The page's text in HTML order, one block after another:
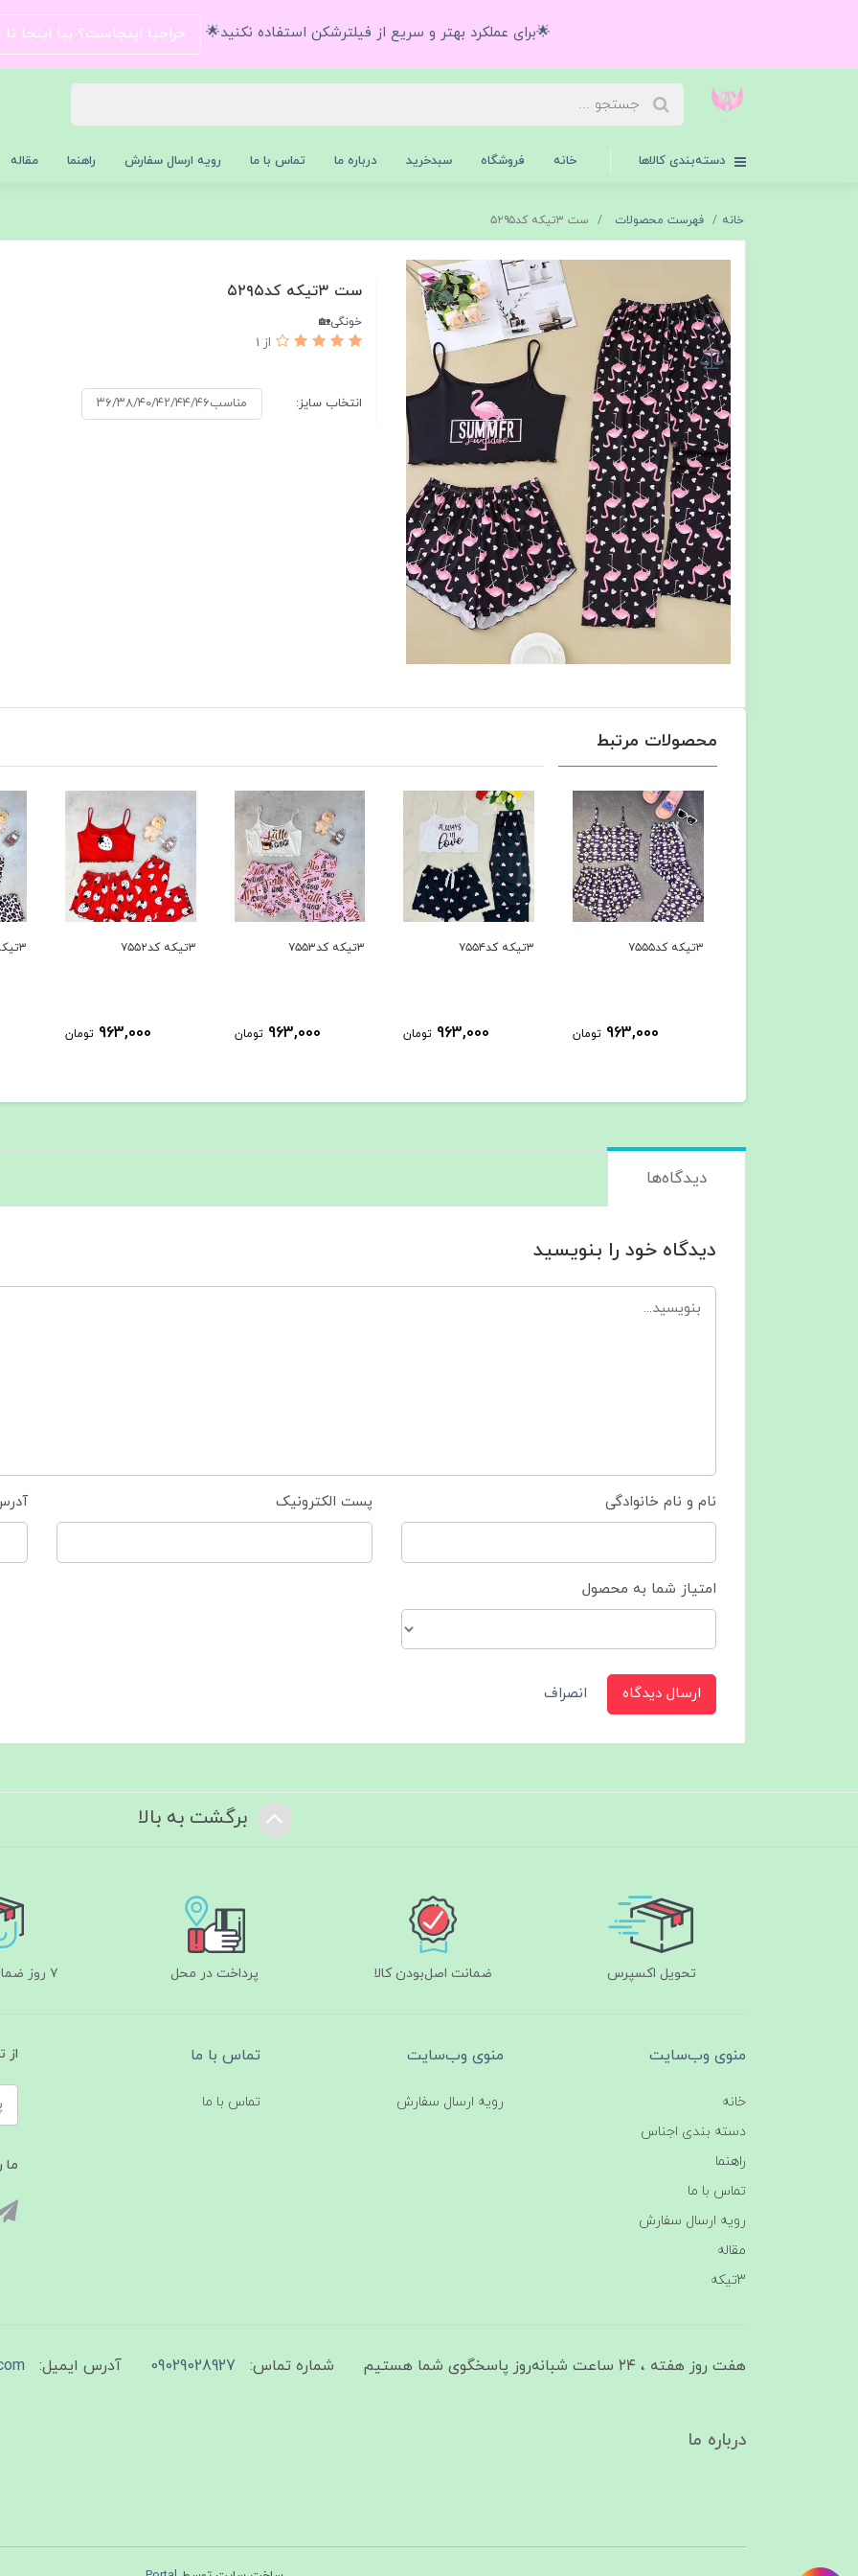
🌟برای عملکرد بهتر و سریع از فیلترشکن استفاده نکنید🌟 حراجیا اینجاست؟ بیا اینجا
دسته‌بندی کالاها خانه فروشگاه سبدخرید درباره ما تماس با ما رویه ارسال سفارش راهنما مقاله
خانه فهرست محصولات ست ۳تیکه کد۵۲۹۵
ست ۳تیکه کد۵۲۹۵
خونگی🏡
از 1
انتخاب سایز: مناسب۳۶/۳۸/۴۰/۴۲/۴۴/۴۶
محصولات مرتبط
۳تیکه کد۷۵۵۴
963,000 تومان
۳تیکه کد۷۵۵۳
963,000 تومان
۳تیکه کد۷۵۵۲
963,000 تومان
۳تیکه کد۷۵۵۱
963,000 تومان
۳تیکه کد۷۵۵۰
دیدگاه‌ها
دیدگاه خود را بنویسید
نام و نام خانوادگی پست الکترونیک
امتیاز شما به محصول
ارسال دیدگاه انصراف
برگشت به بالا
تحویل اکسپرس ضمانت اصل‌بودن کالا پرداخت در محل ۷ روز ضمانت بازگشت
منوی وب‌سایت
خانه
دسته بندی اجناس
راهنما
تماس با ما
رویه ارسال سفارش
مقاله
3تیکه
منوی وب‌سایت
رویه ارسال سفارش
تماس با ما
تماس با ما
از
ما
هفت روز هفته ، ۲۴ ساعت شبانه‌روز پاسخگوی شما هستیم شماره تماس: 09029028927 آدرس ایمیل:
درباره ما